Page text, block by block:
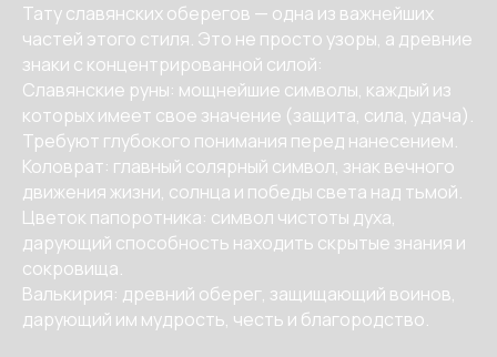
Тату славянских оберегов — одна из важнейших
частей этого стиля. Это не просто узоры, а древние
знаки с концентрированной силой:
Славянские руны: мощнейшие символы, каждый из
которых имеет свое значение (защита, сила, удача).
Требуют глубокого понимания перед нанесением.
Коловрат: главный солярный символ, знак вечного
движения жизни, солнца и победы света над тьмой.
Цветок папоротника: символ чистоты духа,
дарующий способность находить скрытые знания и
сокровища.
Валькирия: древний оберег, защищающий воинов,
дарующий им мудрость, честь и благородство.